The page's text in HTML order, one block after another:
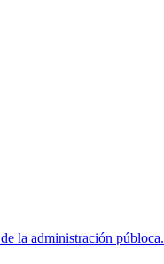
la administración públoca.